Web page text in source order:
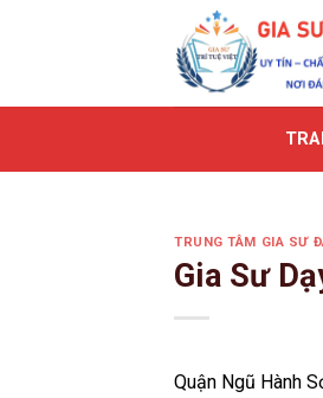
TRUNG TÂM GIA SƯ
Gia Sư
Quận Ngũ Hành